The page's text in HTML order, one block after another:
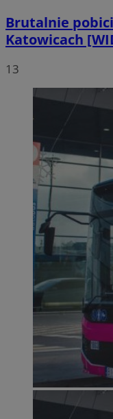
Brutalnie
Katowicach
13